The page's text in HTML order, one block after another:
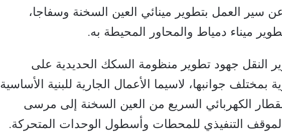
سير العمل بتطوير مينائي العين السخنة وسفاجا،
ميناء دمياط والمحاور المحيطة به.
النقل جهود تطوير منظومة السكك الحديدية على
جوانبها، لاسيما الأعمال الجارية للبنية الأساسية
الكهربائي السريع من العين السخنة إلى مرسى
التنفيذي للمحطات وأسطول الوحدات المتحركة.